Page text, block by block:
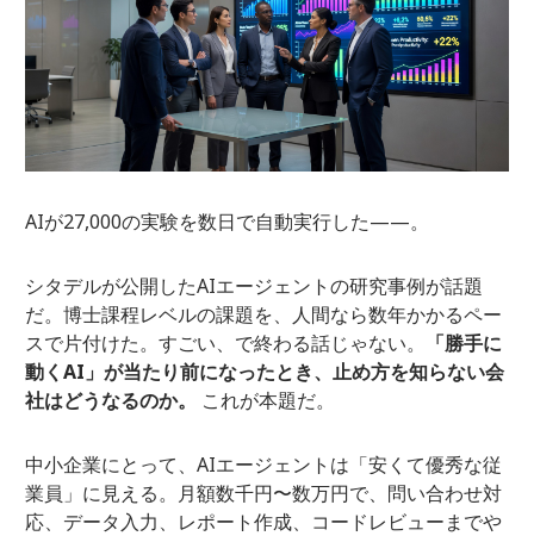
AIが27,000の実験を数日で自動実行した——。
シタデルが公開したAIエージェントの研究事例が話題
だ。博士課程レベルの課題を、人間なら数年かかるペー
スで片付けた。すごい、で終わる話じゃない。
「勝手に
動くAI」が当たり前になったとき、止め方を知らない会
社はどうなるのか。
これが本題だ。
中小企業にとって、AIエージェントは「安くて優秀な従
業員」に見える。月額数千円〜数万円で、問い合わせ対
応、データ入力、レポート作成、コードレビューまでや